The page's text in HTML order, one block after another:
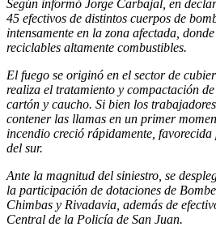
Según informó Jorge Carbajal, en
45 efectivos de distintos cuerpos de
intensamente en la zona afectada,
reciclables altamente combustibles.
El fuego se originó en el sector de
realiza el tratamiento y compactación
cartón y caucho. Si bien los
contener las llamas en un primer
incendio creció rápidamente,
del sur.
Ante la magnitud del siniestro, se
la participación de dotaciones de
Chimbas y Rivadavia, además de
Central de la Policía de San Juan.